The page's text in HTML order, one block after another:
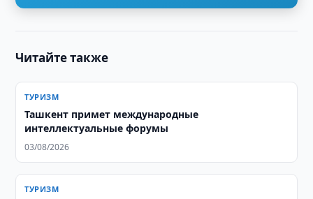
Читайте также
ТУРИЗМ
Ташкент примет международные
интеллектуальные форумы
03/08/2026
ТУРИЗМ